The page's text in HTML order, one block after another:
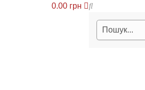
0.00 грн